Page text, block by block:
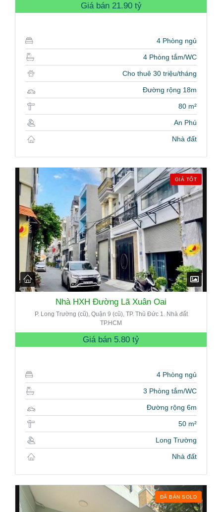
Giá bán 21.90 tỷ
4 Phòng ngủ
4 Phòng tắm/WC
Cho thuê 30 triệu/tháng
Đường rộng 18m
80 m²
An Phú
Nhà đất
GIÁ TỐT
Nhà HXH Đường Lã Xuân Oai
P. Long Trường (cũ), Quận 9 (cũ), TP. Thủ Đức 1. Nhà đất
TP.HCM
Giá bán 5.80 tỷ
4 Phòng ngủ
3 Phòng tắm/WC
Đường rộng 6m
50 m²
Long Trường
Nhà đất
ĐÃ BÁN SOLD